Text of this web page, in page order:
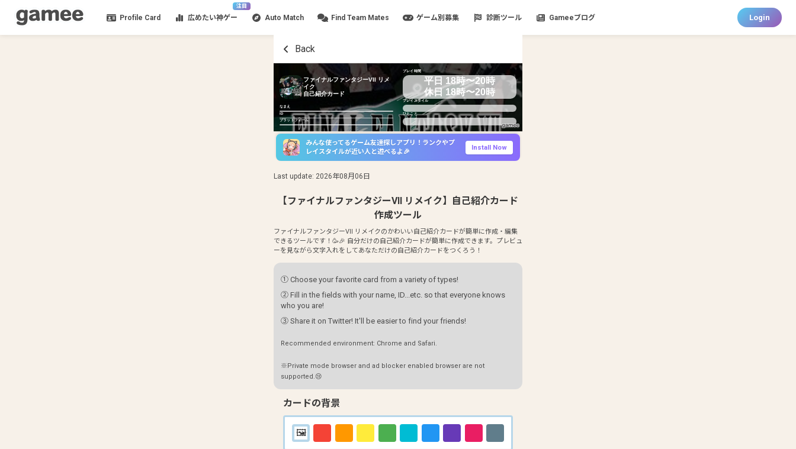
Profile Card
注目
広めたい神ゲー Auto Match Find Team Mates ゲーム別募集 診断ツール Gameeブログ Login
Back
ファイナルファンタジーVII リメ
イク
自己紹介カード
なまえ
ID
プラットフォーム
プレイ時間
平日 18時〜20時
休日 18時〜20時
プレイスタイル
ひとこと
みんな使ってるゲーム友達探しアプリ！ランクやプ
レイスタイルが近い人と遊べるよ🎉
Install Now
Last update: 2026年08月06日
【ファイナルファンタジーVII リメイク】自己紹介カード
作成ツール
ファイナルファンタジーVII リメイクのかわいい自己紹介カードが簡単に作成・編集
できるツールです！🥳🎉 自分だけの自己紹介カードが簡単に作成できます。プレビュ
ーを見ながら文字入れをしてあなただけの自己紹介カードをつくろう！
① Choose your favorite card from a variety of types!
② Fill in the fields with your name, ID...etc. so that everyone knows
who you are!
③ Share it on Twitter! It'll be easier to find your friends!
Recommended environment: Chrome and Safari.
※Private mode browser and ad blocker enabled browser are not
supported.😢
カードの背景